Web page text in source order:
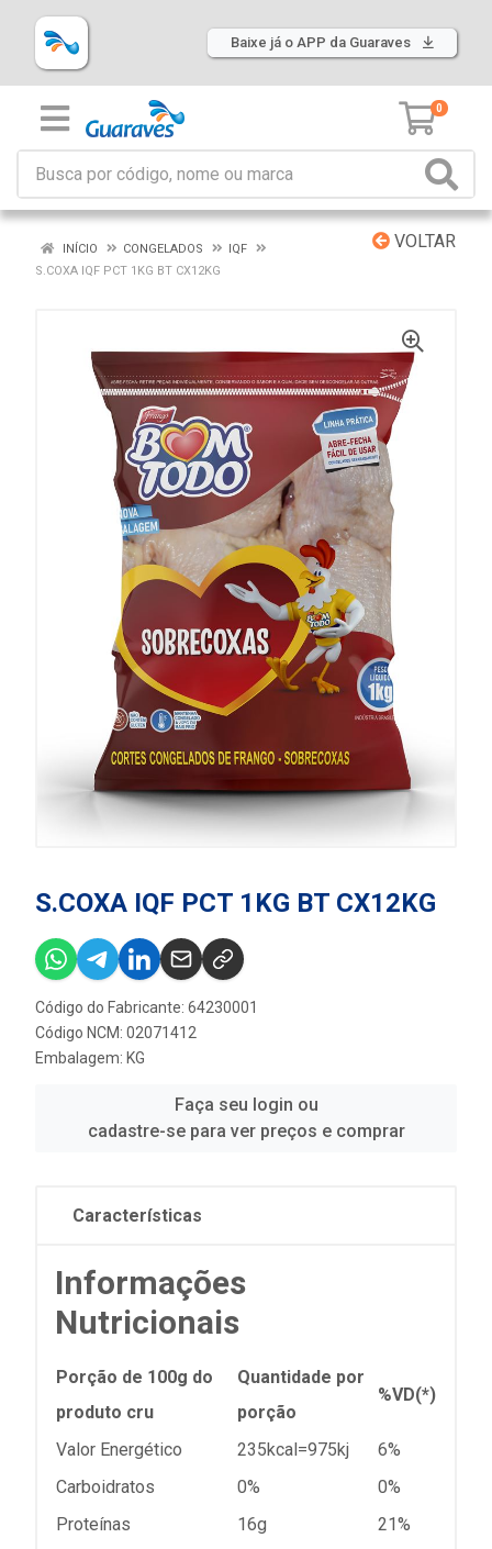
Baixe já o APP da Guaraves
0
VOLTAR
INÍCIO CONGELADOS
IQF
S.COXA IQF PCT 1KG BT CX12KG
S.COXA IQF PCT 1KG BT CX12KG
Código do Fabricante: 64230001
Código NCM: 02071412
Embalagem: KG
Faça seu login ou
cadastre-se para ver preços e comprar
Características
Informações
Nutricionais
Porção de 100g do
produto cru
Quantidade por
porção
%VD(*)
Valor Energético 235kcal=975kj
6%
Carboidratos
0%
0%
Proteínas
16g
21%